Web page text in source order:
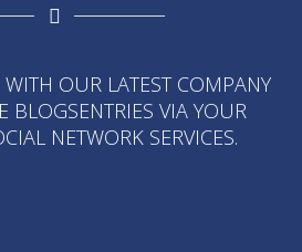
OUR LATEST COMPANY
BLOGSENTRIES VIA YOUR
NETWORK SERVICES.